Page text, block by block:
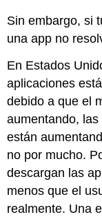
Sin embargo, si
una app no
En Estados
aplicaciones
debido a que el
aumentando,
están
no por mucho.
descargan las
menos que el
realmente. Una